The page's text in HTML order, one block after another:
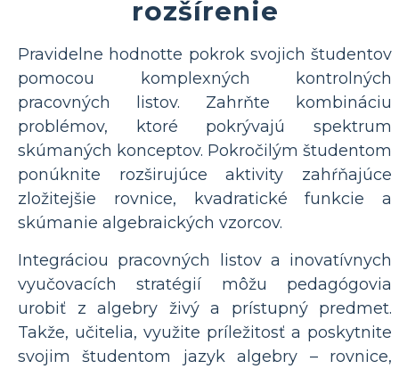
rozšírenie
Pravidelne hodnotte pokrok svojich študentov
pomocou komplexných kontrolných
pracovných listov. Zahrňte kombináciu
problémov, ktoré pokrývajú spektrum
skúmaných konceptov. Pokročilým študentom
ponúknite rozširujúce aktivity zahŕňajúce
zložitejšie rovnice, kvadratické funkcie a
skúmanie algebraických vzorcov.
Integráciou pracovných listov a inovatívnych
vyučovacích stratégií môžu pedagógovia
urobiť z algebry živý a prístupný predmet.
Takže, učitelia, využite príležitosť a poskytnite
svojim študentom jazyk algebry – rovnice,